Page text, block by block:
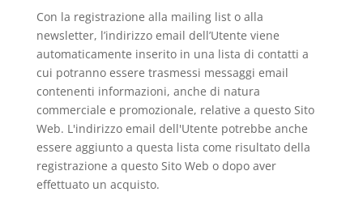
Con la registrazione alla mailing list o alla
newsletter, l’indirizzo email dell’Utente viene
automaticamente inserito in una lista di contatti a
cui potranno essere trasmessi messaggi email
contenenti informazioni, anche di natura
commerciale e promozionale, relative a questo Sito
Web. L'indirizzo email dell'Utente potrebbe anche
essere aggiunto a questa lista come risultato della
registrazione a questo Sito Web o dopo aver
effettuato un acquisto.